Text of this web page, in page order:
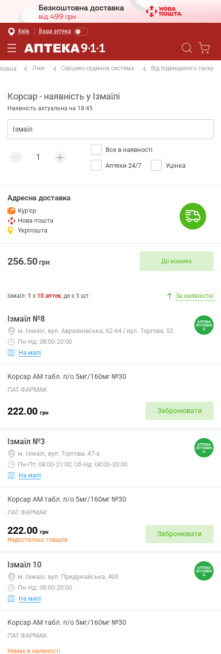
Київ Ваша аптека
Ліки Серцево-судинна система Від підвищеного тиску
Корсар - наявність у Ізмаїлі
Наявність актуальна на 18:45
Все в наявності
Аптеки 24/7 Уцінка
Адресна доставка
Кур'єр
Нова пошта
Укрпошта
256.50грн До кошика
Ізмаїл: 1 з 10 аптек, де є 1 шт. За наявністю
Ізмаїл №8
м. Ізмаїл, вул. Авраамівська, 62-64 / вул. Торгова, 52
Пн-Нд: 08:00-20:00
На мапі
Корсар АМ табл. п/о 5мг/160мг №30
ПАТ ФАРМАК
222.00 грн Забронювати
Ізмаїл №3
м. Ізмаїл, вул. Торгова, 47-а
Пн-Пт: 08:00-21:00; Сб-Нд: 08:00-20:00
На мапі
Корсар АМ табл. п/о 5мг/160мг №30
ПАТ ФАРМАК
222.00 грн
Недостатньо товарів
Забронювати
Ізмаїл 10
м. Ізмаїл, вул. Придунайська, 403
Пн-Нд: 08:00-20:00
На мапі
Корсар АМ табл. п/о 5мг/160мг №30
ПАТ ФАРМАК
Немає в наявності